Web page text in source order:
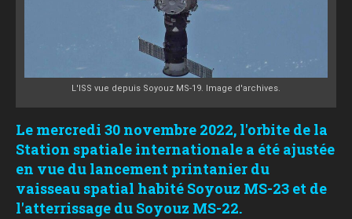
L'ISS vue depuis Soyouz MS-19. Image d'archives.
Le mercredi 30 novembre 2022, l'orbite de la
Station spatiale internationale a été ajustée
en vue du lancement printanier du
vaisseau spatial habité Soyouz MS-23 et de
l'atterrissage du Soyouz MS-22.